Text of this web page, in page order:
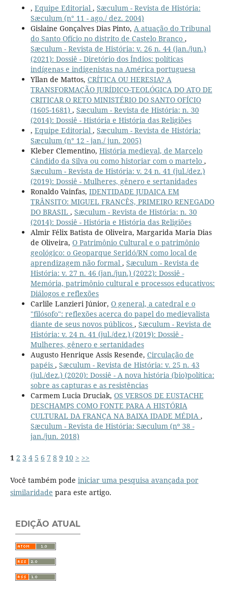
, Equipe Editorial , Sæculum - Revista de História:
Sæculum (n° 11 - ago./ dez. 2004)
Gislaine Gonçalves Dias Pinto, A atuação do Tribunal
do Santo Ofício no distrito de Castelo Branco ,
Sæculum - Revista de História: v. 26 n. 44 (jan./jun.)
(2021): Dossiê - Diretório dos Índios: políticas
indígenas e indigenistas na América portuguesa
Yllan de Mattos, CRÍTICA OU HERESIA? A
TRANSFORMAÇÃO JURÍDICO-TEOLÓGICA DO ATO DE
CRITICAR O RETO MINISTÉRIO DO SANTO OFÍCIO
(1605-1681) , Sæculum - Revista de História: n. 30
(2014): Dossiê - História e História das Religiões
, Equipe Editorial , Sæculum - Revista de História:
Sæculum (n° 12 - jan./ jun. 2005)
Kleber Clementino, História medieval, de Marcelo
Cândido da Silva ou como historiar com o martelo ,
Sæculum - Revista de História: v. 24 n. 41 (jul./dez.)
(2019): Dossiê - Mulheres, gênero e sertanidades
Ronaldo Vainfas, IDENTIDADE JUDAICA EM
TRÂNSITO: MIGUEL FRANCÊS, PRIMEIRO RENEGADO
DO BRASIL , Sæculum - Revista de História: n. 30
(2014): Dossiê - História e História das Religiões
Almir Félix Batista de Oliveira, Margarida Maria Dias
de Oliveira, O Patrimônio Cultural e o patrimônio
geológico: o Geoparque Seridó/RN como local de
aprendizagem não formal , Sæculum - Revista de
História: v. 27 n. 46 (jan./jun.) (2022): Dossiê -
Memória, patrimônio cultural e processos educativos:
Diálogos e reflexões
Carlile Lanzieri Júnior, O general, a catedral e o
"filósofo": reflexões acerca do papel do medievalista
diante de seus novos públicos , Sæculum - Revista de
História: v. 24 n. 41 (jul./dez.) (2019): Dossiê -
Mulheres, gênero e sertanidades
Augusto Henrique Assis Resende, Circulação de
papéis , Sæculum - Revista de História: v. 25 n. 43
(jul./dez.) (2020): Dossiê - A nova história (bio)política:
sobre as capturas e as resistências
Carmem Lucia Druciak, OS VERSOS DE EUSTACHE
DESCHAMPS COMO FONTE PARA A HISTÓRIA
CULTURAL DA FRANÇA NA BAIXA IDADE MÉDIA ,
Sæculum - Revista de História: Sæculum (nº 38 -
jan./jun. 2018)
1 2 3 4 5 6 7 8 9 10 > >>
Você também pode iniciar uma pesquisa avançada por
similaridade para este artigo.
EDIÇÃO ATUAL